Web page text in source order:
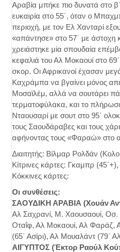
Αραβία μπήκε πιο δυνατά στο
ευκαιρία στο 55΄, όταν ο
περιοχή, με τον Ελ Χανταρί
«απάντησε» στο 57΄ με άστοχη
χρειάστηκε μία σπουδαία
κεφαλιά του Αλ Μοκαουί στο
σκορ. Οι Αφρικανοί έχασαν
Καχράμπα να βγαίνει μόνος
Μοσαϊλέμ, αλλά να σουτάρει
τερματοφύλακα, και το
Νταουσαρί με σουτ στο 95΄
τους Σαουδάραβες και τους
αφήνοντας τους «Φαραώ» στο
Διαιτητής: Βίλμαρ Ρολδάν
Κίτρινες κάρτες: Γκαμπρ (45΄+),
Κόκκινες κάρτες:
Οι συνθέσεις:
ΣΑΟΥΔΙΚΗ ΑΡΑΒΙΑ (Χουάν
Αλ Σαχρανί, Μ. Χαουσαουί, Οσ.
Οταΐφ, Αλ Μοκαουί, Αλ Φαράζ,
(65΄ Ασίρι), Αλ Μουαλάντ (79΄
ΑΙΓΥΠΤΟΣ (Έκτορ Ραούλ